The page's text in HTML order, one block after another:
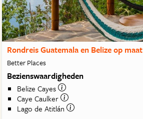
Rondreis Guatemala en Belize op maat
Better Places
Bezienswaardigheden
Belize Cayes
Caye Caulker
Lago de Atitlán